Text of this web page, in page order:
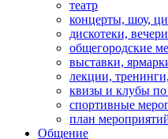
театр
концерты, шоу,
дискотеки,
общегородские
выставки,
лекции,
квизы и клубы по
спортивные
план
Общение